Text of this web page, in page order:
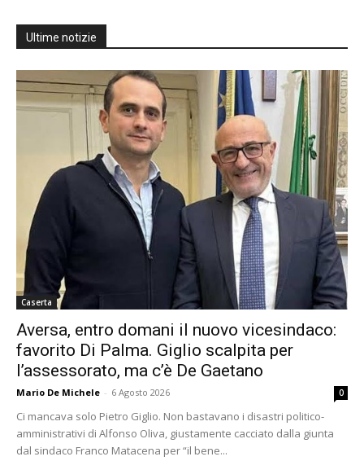
Ultime notizie
Caserta
Aversa, entro domani il nuovo vicesindaco:
favorito Di Palma. Giglio scalpita per
l’assessorato, ma c’è De Gaetano
Mario De Michele - 6 Agosto 2026 0
Ci mancava solo Pietro Giglio. Non bastavano i disastri politico-
amministrativi di Alfonso Oliva, giustamente cacciato dalla giunta
dal sindaco Franco Matacena per “il bene...